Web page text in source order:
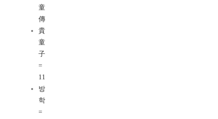
童
傳
貴
童
子
=
11
방
학
=